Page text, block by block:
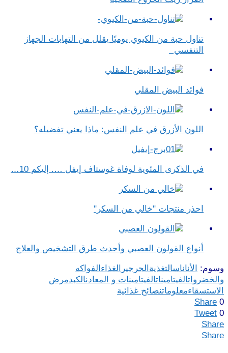
تناول حبة من الكيوي يوميًا يقلل من التهابات الجهاز
التنفسي
فوائد البيض المقلي
اللون الأزرق في علم النفس​: ماذا يعني تفضيله؟
في الذكرى المئوية لوفاة غوستاف إيفل …. إليكم 10…
احذر منتجات "خالي من السكر"
أنواع القولون العصبي وأحدث طرق التشخيص والعلاج
وسوم: الأناناسالتغذية الجرجير الغذاء الفواكه
والخضرواتالفيتاميناتالفيتامينات و المعادنالكبدمرض
الاستسقاءمعلوماتنصائح غذائية
Share 0
Tweet 0
Share
Share